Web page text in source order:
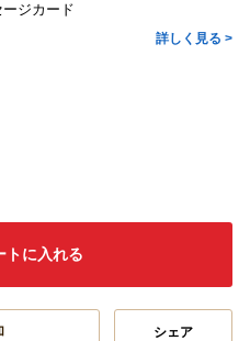
ージカード
詳しく見る >
トに入れる
シェア